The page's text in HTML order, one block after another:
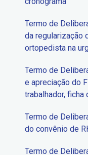
Termo de
da regularização
ortopedista na
Termo de
e apreciação do
trabalhador, ficha
Termo de
do convênio de
Termo de